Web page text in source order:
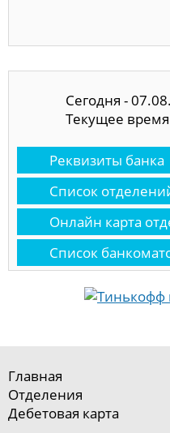
Сегодня -
Текущее
Реквизиты банка
Список
Онлайн карта
Список
Главная
Отделения
Дебетовая карта